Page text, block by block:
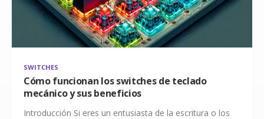
SWITCHES
Cómo funcionan los switches de teclado
mecánico y sus beneficios
Introducción Si eres un entusiasta de la escritura o los